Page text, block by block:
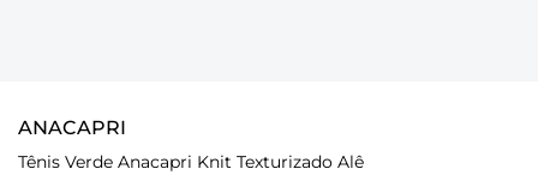
ANACAPRI
Tênis Verde Anacapri Knit Texturizado Alê